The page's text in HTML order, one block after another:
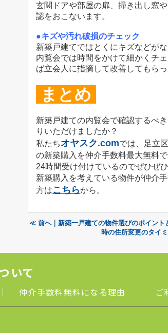
玄関ドアや部屋の扉、掃き出し窓
認をおこないます。
●キズや汚れ破損のチェック
新築戸建てではとくにキズなどがな
内覧会では時間をかけて細かくチ
ば立会人に指摘して改善してもらっ
まとめ
新築戸建ての内覧会で確認するべ
りいただけましたか？
私たちオヤスク.comでは、足立
の新築購入を仲介手数料最大無料で
24時間受け付けているのでぜひぜ
新築購入を考えている物件が仲介
方はこちらから。
≪ 前へ｜新築一戸建ての物件選びのポイント
時の住所変更のタイ
いて
仲介手数料無料になる理由 ｜ ご